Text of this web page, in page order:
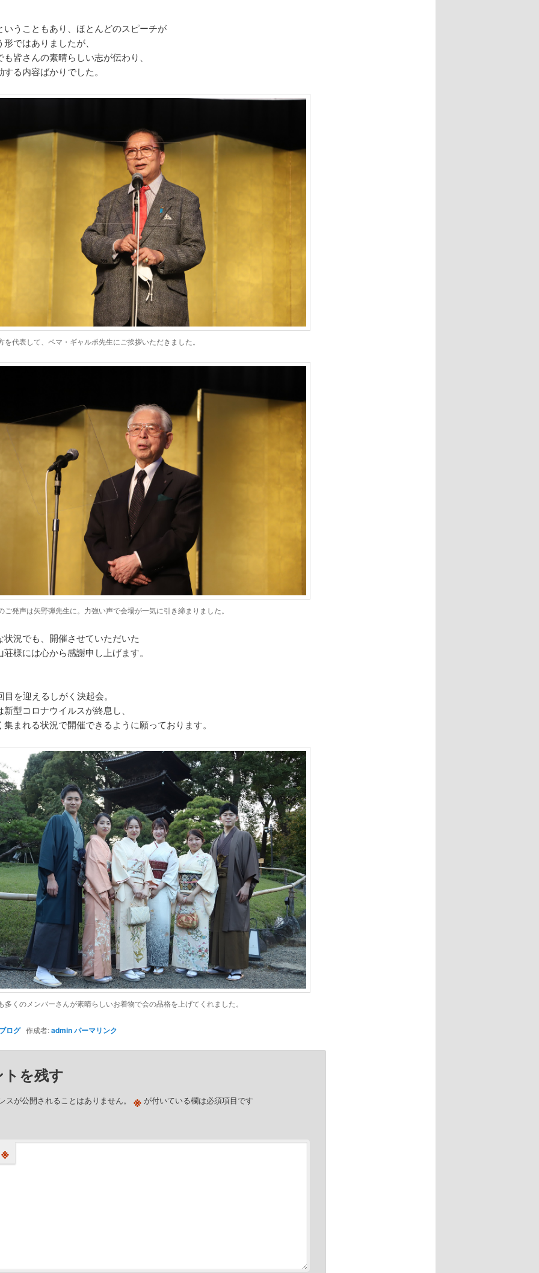
いうこともあり、ほとんどのスピーチが
ではありましたが、
皆さんの素晴らしい志が伝わり、
る内容ばかりでした。
を代表して、ペマ・ギャルポ先生にご挨拶いただきました。
ご発声は矢野弾先生に。力強い声で会場が一気に引き締まりました。
状況でも、開催させていただいた
様には心から感謝申し上げます。
目を迎えるしがく決起会。
型コロナウイルスが終息し、
集まれる状況で開催できるように願っております。
多くのメンバーさんが素晴らしいお着物で会の品格を上げてくれました。
ログ作成者:adminパーマリンク
を残す
スが公開されることはありません。 ※が付いている欄は必須項目です
※